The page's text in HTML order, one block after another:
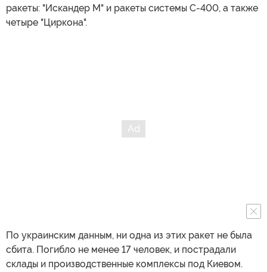
ракеты: "Искандер М" и ракеты системы С-400, а также
четыре "Циркона".
По украинским данным, ни одна из этих ракет не была
сбита. Погибло не менее 17 человек, и пострадали
склады и производственные комплексы под Киевом.